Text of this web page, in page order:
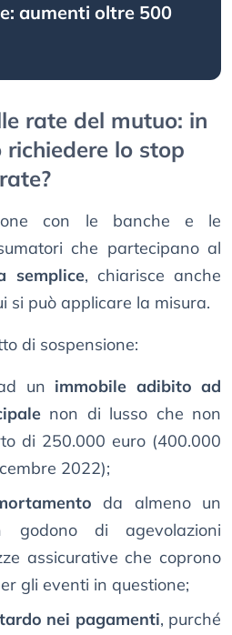
aumenti oltre 500
rate del mutuo: in
lo stop
con le banche e le
che partecipano al
semplice, chiarisce anche
si può applicare la misura.
di sospensione:
un immobile adibito ad
non di lusso che non
di 250.000 euro (400.000
2022);
da almeno un
di agevolazioni
assicurative che coprono
gli eventi in questione;
nei pagamenti, purché